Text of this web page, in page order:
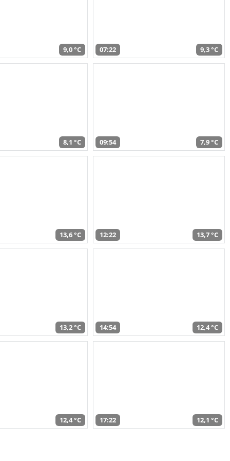
9,0 °C 07:22 9,3 °C
8,1 °C 09:54 7,9 °C
13,6 °C 12:22 13,7 °C
13,2 °C 14:54 12,4 °C
12,4 °C 17:22 12,1 °C